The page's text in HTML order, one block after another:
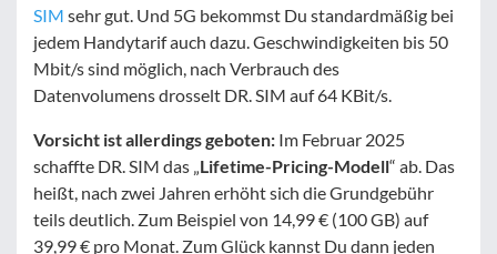
SIM sehr gut. Und 5G bekommst Du standardmäßig bei
jedem Handytarif auch dazu. Geschwindigkeiten bis 50
Mbit/s sind möglich, nach Verbrauch des
Datenvolumens drosselt DR. SIM auf 64 KBit/s.
Vorsicht ist allerdings geboten: Im Februar 2025
schaffte DR. SIM das „ Lifetime-Pricing-Modell“ ab. Das
heißt, nach zwei Jahren erhöht sich die Grundgebühr
teils deutlich. Zum Beispiel von 14,99 € (100 GB) auf
39,99 € pro Monat. Zum Glück kannst Du dann jeden